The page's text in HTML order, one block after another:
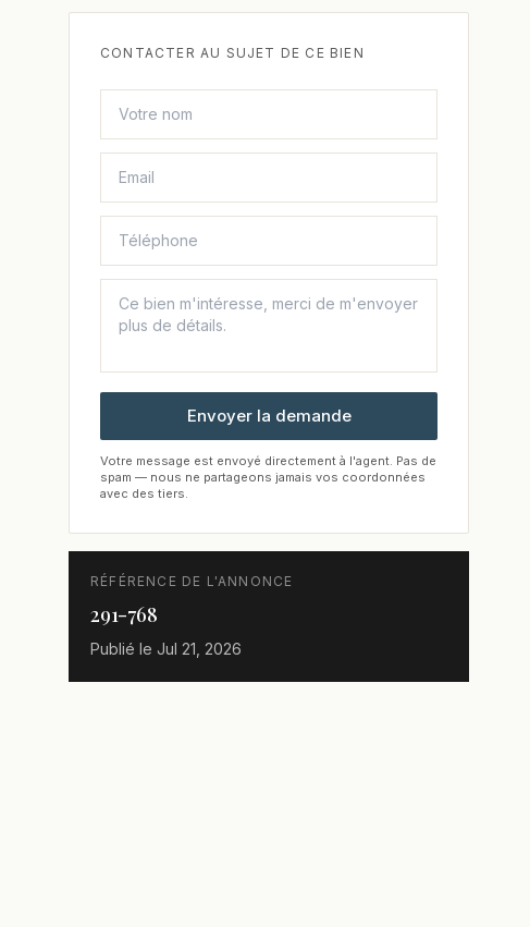
CONTACTER AU SUJET DE CE BIEN
Envoyer la demande
Votre message est envoyé directement à l'agent. Pas de
spam — nous ne partageons jamais vos coordonnées
avec des tiers.
RÉFÉRENCE DE L'ANNONCE
291-768
Publié le Jul 21, 2026